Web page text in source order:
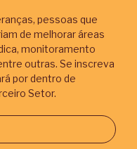
pessoas que
de melhorar áreas
monitoramento
outras. Se inscreva
por dentro de
Setor.